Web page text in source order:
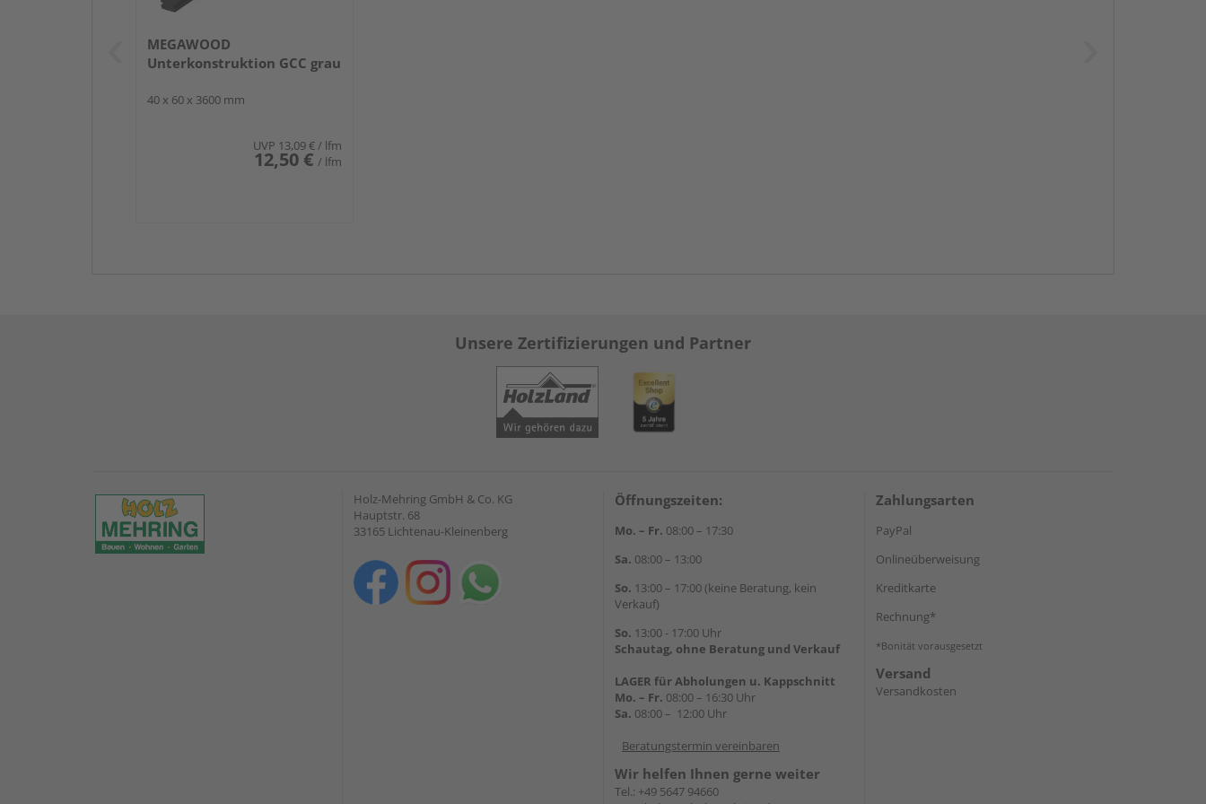
MEGAWOOD
Unterkonstruktion GCC grau
40 x 60 x 3600 mm
UVP 13,09 €/ lfm
12,50 € / lfm
Unsere Zertifizierungen und Partner
Holz-Mehring GmbH & Co. KG
Hauptstr. 68
33165 Lichtenau-Kleinenberg
Öffnungszeiten:
Mo. – Fr. 08:00 – 17:30
Sa. 08:00 – 13:00
So. 13:00 – 17:00 (keine Beratung, kein
Verkauf)
So. 13:00 - 17:00 Uhr
Schautag, ohne Beratung und Verkauf
LAGER für Abholungen u. Kappschnitt
Mo. – Fr. 08:00 – 16:30 Uhr
Sa. 08:00 – 12:00 Uhr
Beratungstermin vereinbaren
Wir helfen Ihnen gerne weiter
Tel.: +49 5647 94660
Zahlungsarten
PayPal
Onlineüberweisung
Kreditkarte
Rechnung*
*Bonität vorausgesetzt
Versand
Versandkosten